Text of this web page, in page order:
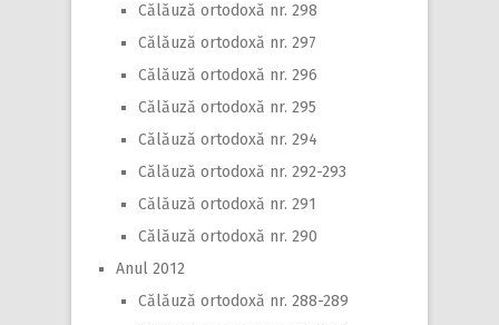
Călăuză ortodoxă nr. 298
Călăuză ortodoxă nr. 297
Călăuză ortodoxă nr. 296
Călăuză ortodoxă nr. 295
Călăuză ortodoxă nr. 294
Călăuză ortodoxă nr. 292-293
Călăuză ortodoxă nr. 291
Călăuză ortodoxă nr. 290
Anul 2012
Călăuză ortodoxă nr. 288-289